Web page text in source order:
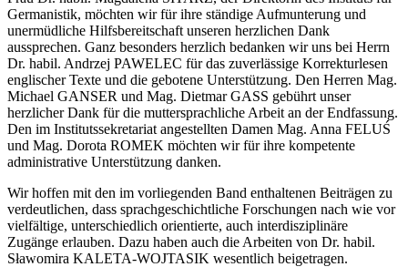
Germanistik, möchten wir für ihre ständige Aufmunterung und
unermüdliche Hilfsbereitschaft unseren herzlichen Dank
aussprechen. Ganz besonders herzlich bedanken wir uns bei Herrn
Dr. habil. Andrzej PAWELEC für das zuverlässige Korrekturlesen
englischer Texte und die gebotene Unterstützung. Den Herren Mag.
Michael GANSER und Mag. Dietmar GASS gebührt unser
herzlicher Dank für die muttersprachliche Arbeit an der Endfassung.
Den im Institutssekretariat angestellten Damen Mag. Anna FELUŚ
und Mag. Dorota ROMEK möchten wir für ihre kompetente
administrative Unterstützung danken.
Wir hoffen mit den im vorliegenden Band enthaltenen Beiträgen zu
verdeutlichen, dass sprachgeschichtliche Forschungen nach wie vor
vielfältige, unterschiedlich orientierte, auch interdisziplinäre
Zugänge erlauben. Dazu haben auch die Arbeiten von Dr. habil.
Sławomira KALETA-WOJTASIK wesentlich beigetragen.